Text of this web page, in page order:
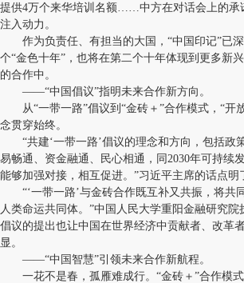
提供4万个来华培训名额……中方在对话会上的承
注入动力。
作为负责任、有担当的大国，“中国印记”已
个“金色十年”，也将在第二个十年体现到更多新
的合作中。
——“中国倡议”指明未来合作新方向。
从“一带一路”倡议到“金砖＋”合作模式，“开
念贯穿始终。
“共建‘一带一路’倡议的理念和方向，包括政
易畅通、资金融通、民心相通，同2030年可持续
能够加强对接，相互促进。”习近平主席的话点明
“‘一带一路’与金砖合作既互补又共振，将共
人类命运共同体。”中国人民大学重阳金融研究
倡议的提出也让中国在世界经济中贡献者、改革
显。
——“中国智慧”引领未来合作新航程。
一花不是春，孤雁难成行。“金砖＋”合作模